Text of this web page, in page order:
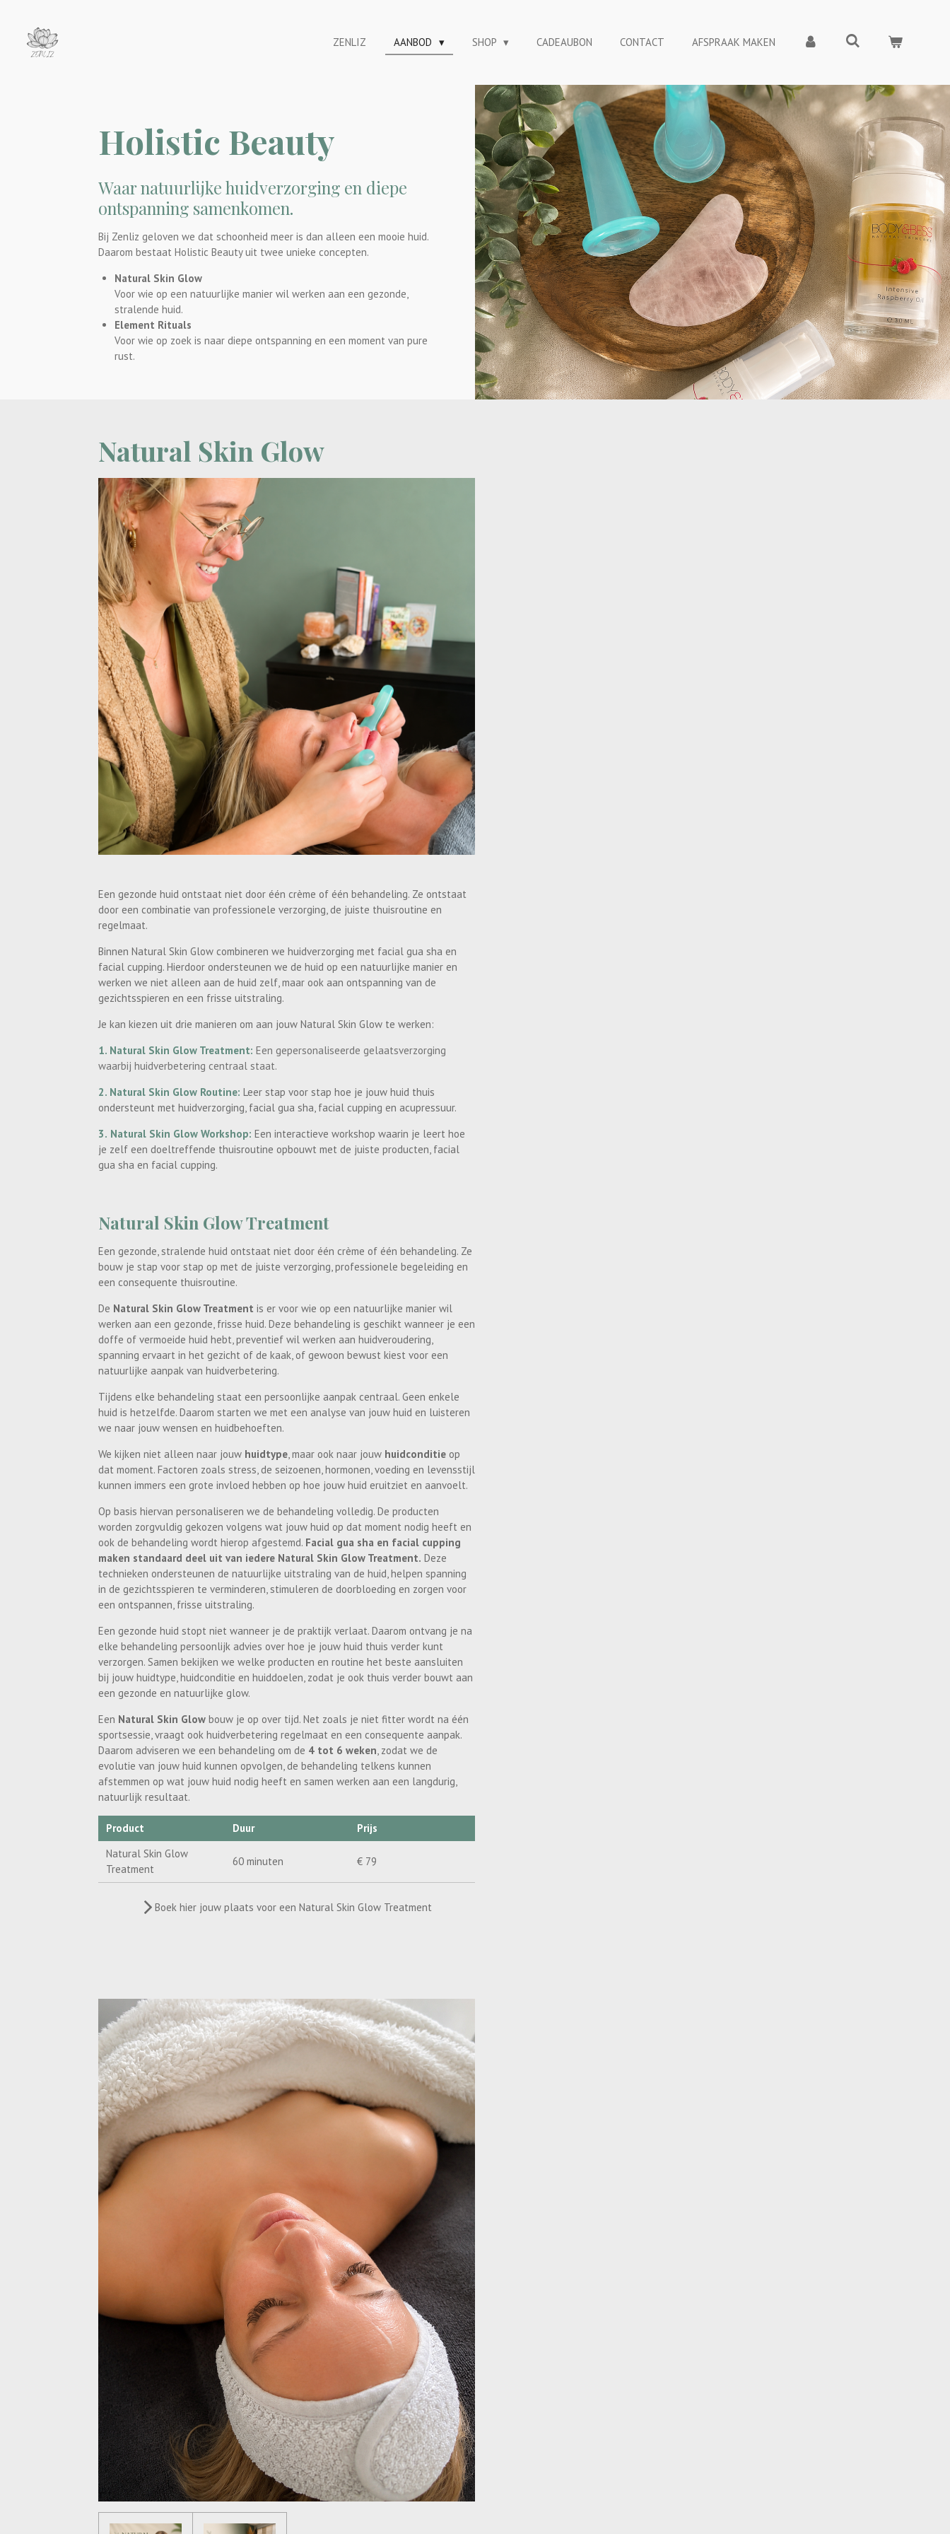
direct
naar
ZENLIZ AANBOD SHOP CADEAUBON CONTACT AFSPRAAK MAKEN
Holistic Beauty
Waar natuurlijke huidverzorging en diepe
ontspanning samenkomen.
Bij Zenliz geloven we dat schoonheid meer is dan alleen een mooie huid.
Daarom bestaat Holistic Beauty uit twee unieke concepten.
Natural Skin Glow
Voor wie op een natuurlijke manier wil werken aan een gezonde,
stralende huid.
Element Rituals
Voor wie op zoek is naar diepe ontspanning en een moment van pure
rust.
Natural Skin Glow
Een gezonde huid ontstaat niet door één crème of één behandeling. Ze ontstaat
door een combinatie van professionele verzorging, de juiste thuisroutine en
regelmaat.
Binnen Natural Skin Glow combineren we huidverzorging met facial gua sha en
facial cupping. Hierdoor ondersteunen we de huid op een natuurlijke manier en
werken we niet alleen aan de huid zelf, maar ook aan ontspanning van de
gezichtsspieren en een frisse uitstraling.
Je kan kiezen uit drie manieren om aan jouw Natural Skin Glow te werken:
1. Natural Skin Glow Treatment: Een gepersonaliseerde gelaatsverzorging
waarbij huidverbetering centraal staat.
2. Natural Skin Glow Routine: Leer stap voor stap hoe je jouw huid thuis
ondersteunt met huidverzorging, facial gua sha, facial cupping en acupressuur.
3. Natural Skin Glow Workshop: Een interactieve workshop waarin je leert hoe
je zelf een doeltreffende thuisroutine opbouwt met de juiste producten, facial
gua sha en facial cupping.
Natural Skin Glow Treatment
Een gezonde, stralende huid ontstaat niet door één crème of één behandeling. Ze
bouw je stap voor stap op met de juiste verzorging, professionele begeleiding en
een consequente thuisroutine.
De Natural Skin Glow Treatment is er voor wie op een natuurlijke manier wil
werken aan een gezonde, frisse huid. Deze behandeling is geschikt wanneer je een
doffe of vermoeide huid hebt, preventief wil werken aan huidveroudering,
spanning ervaart in het gezicht of de kaak, of gewoon bewust kiest voor een
natuurlijke aanpak van huidverbetering.
Tijdens elke behandeling staat een persoonlijke aanpak centraal. Geen enkele
huid is hetzelfde. Daarom starten we met een analyse van jouw huid en luisteren
we naar jouw wensen en huidbehoeften.
We kijken niet alleen naar jouw huidtype, maar ook naar jouw huidconditie op
dat moment. Factoren zoals stress, de seizoenen, hormonen, voeding en levensstijl
kunnen immers een grote invloed hebben op hoe jouw huid eruitziet en aanvoelt.
Op basis hiervan personaliseren we de behandeling volledig. De producten
worden zorgvuldig gekozen volgens wat jouw huid op dat moment nodig heeft en
ook de behandeling wordt hierop afgestemd. Facial gua sha en facial cupping
maken standaard deel uit van iedere Natural Skin Glow Treatment. Deze
technieken ondersteunen de natuurlijke uitstraling van de huid, helpen spanning
in de gezichtsspieren te verminderen, stimuleren de doorbloeding en zorgen voor
een ontspannen, frisse uitstraling.
Een gezonde huid stopt niet wanneer je de praktijk verlaat. Daarom ontvang je na
elke behandeling persoonlijk advies over hoe je jouw huid thuis verder kunt
verzorgen. Samen bekijken we welke producten en routine het beste aansluiten
bij jouw huidtype, huidconditie en huiddoelen, zodat je ook thuis verder bouwt aan
een gezonde en natuurlijke glow.
Een Natural Skin Glow bouw je op over tijd. Net zoals je niet fitter wordt na één
sportsessie, vraagt ook huidverbetering regelmaat en een consequente aanpak.
Daarom adviseren we een behandeling om de 4 tot 6 weken, zodat we de
evolutie van jouw huid kunnen opvolgen, de behandeling telkens kunnen
afstemmen op wat jouw huid nodig heeft en samen werken aan een langdurig,
natuurlijk resultaat.
Product Duur
Prijs
Natural Skin Glow
Treatment
60 minuten € 79
Boek hier jouw plaats voor een Natural Skin Glow Treatment